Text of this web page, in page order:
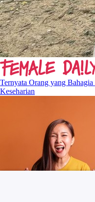
Ternyata Orang yang
Keseharian